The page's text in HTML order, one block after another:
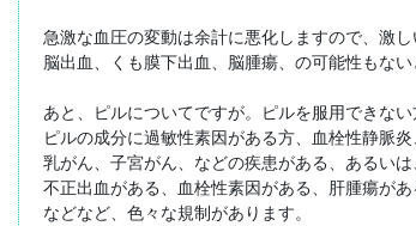
急激な血圧の変動は余計に悪化しますので、激し
脳出血、くも膜下出血、脳腫瘍、の可能性もな
あと、ピルについてですが。ピルを服用できない
ピルの成分に過敏性素因がある方、血栓性静脈
乳がん、子宮がん、などの疾患がある、あるいは
不正出血がある、血栓性素因がある、肝腫瘍が
などなど、色々な規制があります。